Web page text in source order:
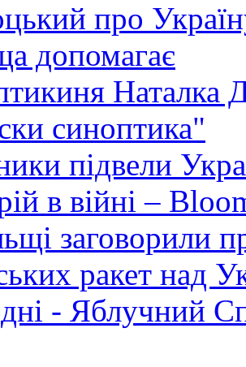
про
допомагає
Наталка
синоптика"
підвели
в війні –
заговорили
ракет над
- Яблучний